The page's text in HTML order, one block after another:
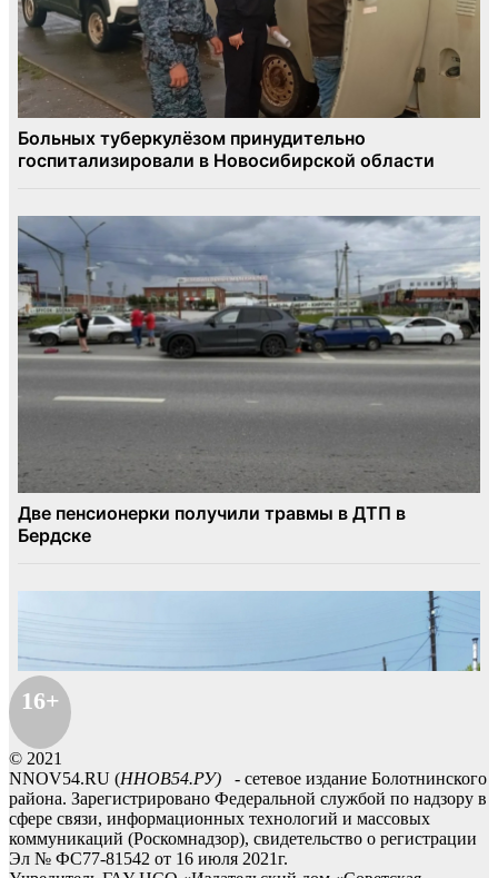
16+
© 2021
NNOV54.RU (ННОВ54.РУ) - сетевое издание Болотнинского
района. Зарегистрировано Федеральной службой по надзору в
сфере связи, информационных технологий и массовых
коммуникаций (Роскомнадзор), свидетельство о регистрации
Эл № ФС77-81542 от 16 июля 2021г.